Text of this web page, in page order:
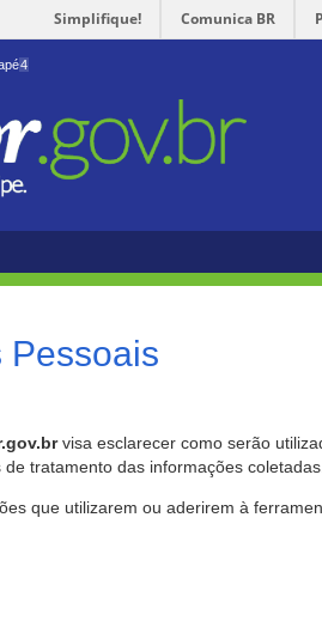
Simplifique! Comunica BR
4
Pessoais
visa esclarecer como serão
tratamento das informações coletadas.
que utilizarem ou aderirem à